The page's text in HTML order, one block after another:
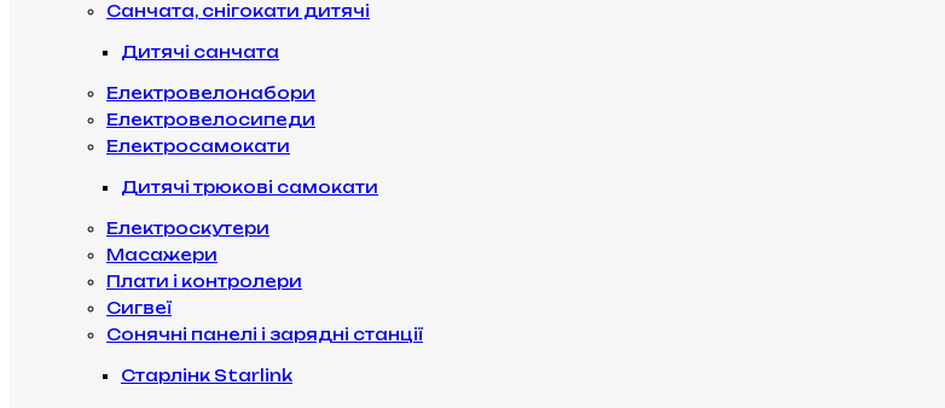
Санчата, снігокати дитячі
Дитячі санчата
Електровелонабори
Електровелосипеди
Електросамокати
Дитячі трюкові самокати
Електроскутери
Масажери
Плати і контролери
Сигвеї
Сонячні панелі і зарядні станції
Старлінк Starlink